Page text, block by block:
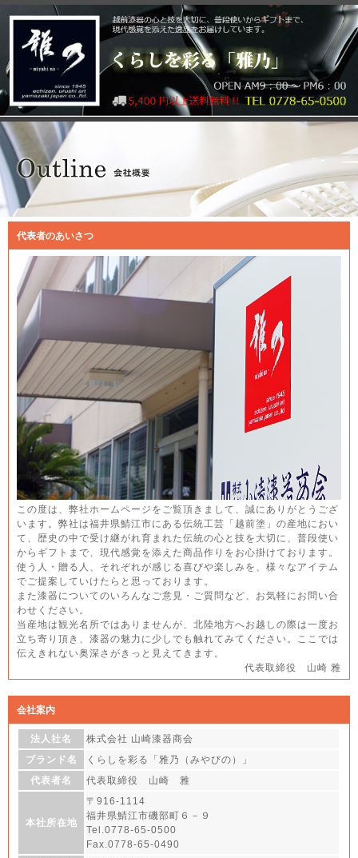
代表者のあいさつ
この度は、弊社ホームページをご覧頂きまして、誠にありがとうござ
います。弊社は福井県鯖江市にある伝統工芸「越前塗」の産地におい
て、歴史の中で受け継がれ育まれた伝統の心と技を大切に、普段使い
からギフトまで、現代感覚を添えた商品作りをお心掛けております。
使う人・贈る人、それぞれが感じる喜びや楽しみを、様々なアイテム
でご提案していけたらと思っております。
また漆器についてのいろんなご意見・ご質問など、お気軽にお問い合
わせください。
当産地は観光名所ではありませんが、北陸地方へお越しの際は一度お
立ち寄り頂き、漆器の魅力に少しでも触れてみてください。ここでは
伝えきれない奥深さがきっと見えてきます。
代表取締役 山崎 雅
会社案内
法人社名
株式会社 山崎漆器商会
ブランド名
くらしを彩る「雅乃（みやびの）」
代表者名
代表取締役 山崎 雅
本社所在地
〒916-1114
福井県鯖江市磯部町６－９
Tel.0778-65-0500
Fax.0778-65-0490